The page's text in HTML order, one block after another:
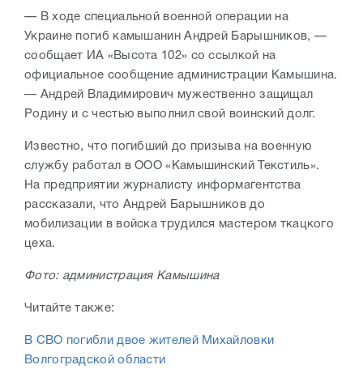
— В ходе специальной военной операции на
Украине погиб камышанин Андрей Барышников, —
сообщает ИА «Высота 102» со ссылкой на
официальное сообщение администрации Камышина.
— Андрей Владимирович мужественно защищал
Родину и с честью выполнил свой воинский долг.
Известно, что погибший до призыва на военную
службу работал в ООО «Камышинский Текстиль».
На предприятии журналисту информагентства
рассказали, что Андрей Барышников до
мобилизации в войска трудился мастером ткацкого
цеха.
Фото: администрация Камышина
Читайте также:
В СВО погибли двое жителей Михайловки
Волгоградской области